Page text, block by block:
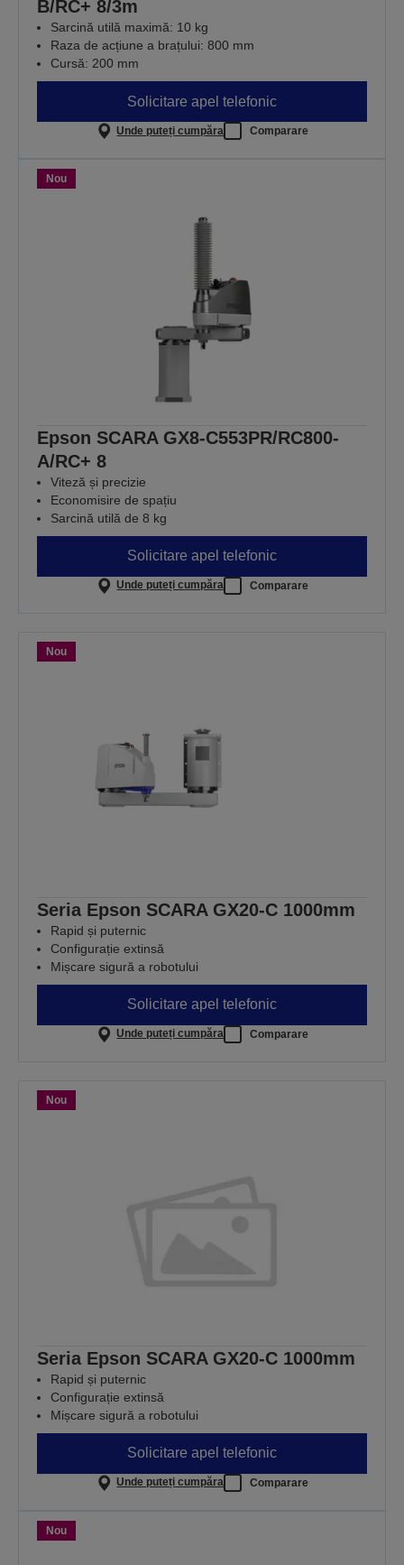
B/RC+ 8/3m
Sarcină utilă maximă: 10 kg
Raza de acțiune a brațului: 800 mm
Cursă: 200 mm
Solicitare apel telefonic
Unde puteți cumpăra Comparare
Nou
Epson SCARA GX8-C553PR/RC800-
A/RC+ 8
Viteză și precizie
Economisire de spațiu
Sarcină utilă de 8 kg
Solicitare apel telefonic
Unde puteți cumpăra Comparare
Nou
Seria Epson SCARA GX20-C 1000mm
Rapid și puternic
Configurație extinsă
Mișcare sigură a robotului
Solicitare apel telefonic
Unde puteți cumpăra Comparare
Nou
Seria Epson SCARA GX20-C 1000mm
Rapid și puternic
Configurație extinsă
Mișcare sigură a robotului
Solicitare apel telefonic
Unde puteți cumpăra Comparare
Nou